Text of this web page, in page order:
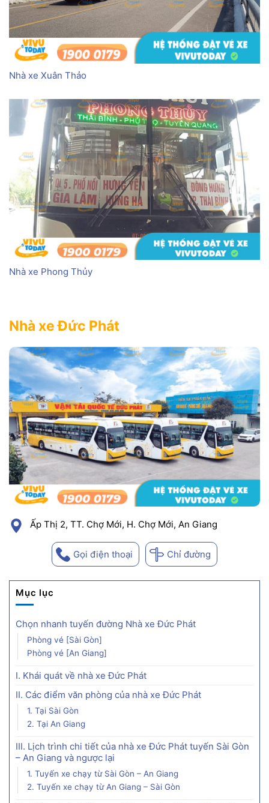
Nhà xe Đức Phát
Ấp Thị 2, TT. Chợ Mới, H. Chợ Mới, An Giang
Gọi điện thoại Chỉ đường
Mục lục
Chọn nhanh tuyến đường Nhà xe Đức Phát
Phòng vé [Sài Gòn]
Phòng vé [An Giang]
I. Khái quát về nhà xe Đức Phát
II. Các điểm văn phòng của nhà xe Đức Phát
1. Tại Sài Gòn
2. Tại An Giang
III. Lịch trình chi tiết của nhà xe Đức Phát tuyến Sài Gòn
– An Giang và ngược lại
1. Tuyến xe chạy từ Sài Gòn – An Giang
2. Tuyến xe chạy từ An Giang – Sài Gòn
Nhà xe Xuân Thảo
Nhà xe Phong Thủy